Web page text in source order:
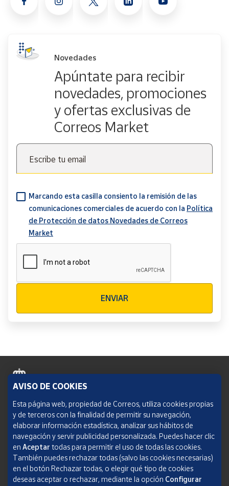
Novedades
Apúntate para recibir
novedades, promociones
y ofertas exclusivas de
Correos Market
Escribe tu email
Marcando esta casilla consiento la remisión de las
comunicaciones comerciales de acuerdo con la Política
de Protección de datos Novedades de Correos
Market
ENVIAR
Política de cookies
Aviso legal
Condiciones del servicio
Política de Privacidad Web
AVISO DE COOKIES
Esta página web, propiedad de Correos, utiliza cookies propias
y de terceros con la finalidad de permitir su navegación,
elaborar información estadística, analizar sus hábitos de
navegación y servir publicidad personalizada. Puedes hacer clic
en Aceptar todas para permitir el uso de todas las cookies.
También puedes rechazar todas (salvo las cookies necesarias)
en el botón Rechazar todas, o elegir qué tipo de cookies
deseas aceptar o rechazar, mediante la opción Configurar